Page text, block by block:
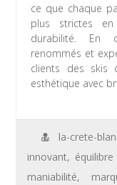
ce que chaque
plus strictes
durabilité. En
renommés et
clients des skis
esthétique avec
la-crete-
innovant,
maniabilité,